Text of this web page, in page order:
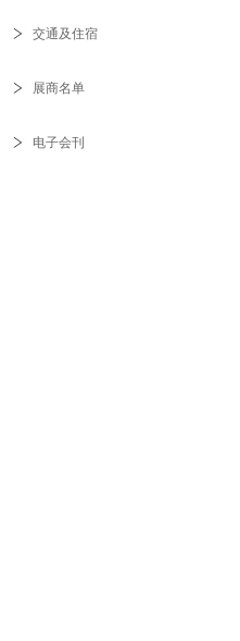
交通及住宿
展商名单
电子会刊